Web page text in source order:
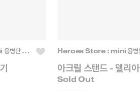
Heroes Store : mini 용병단 대기실
아크릴 스탠드 - 델리아